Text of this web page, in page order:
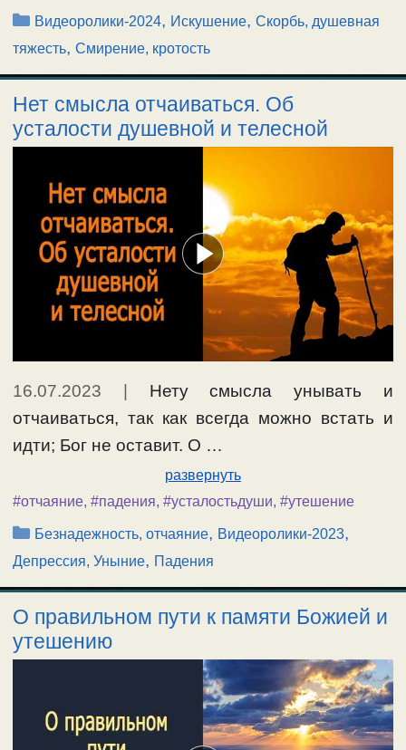
Рубрики
Видеоролики-2024, Искушение,Скорбь, душевная
тяжесть, Смирение, кротость
Нет смысла отчаиваться. Об
усталости душевной и телесной
16.07.2023
Нету смысла унывать и
отчаиваться, так как всегда можно встать и
идти; Бог не оставит. О …
развернуть
#отчаяние, #падения, #усталостьдуши, #утешение
Рубрики
Безнадежность, отчаяние, Видеоролики-2023,
Депрессия, Уныние, Падения
О правильном пути к памяти Божией и
утешению